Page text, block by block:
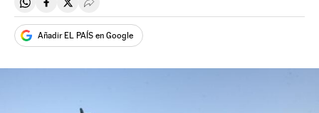
Compartir en Whatsapp
Compartir en Facebook
Compartir en Twitter
Desplegar Redes Sociales
Añadir EL PAÍS en Google